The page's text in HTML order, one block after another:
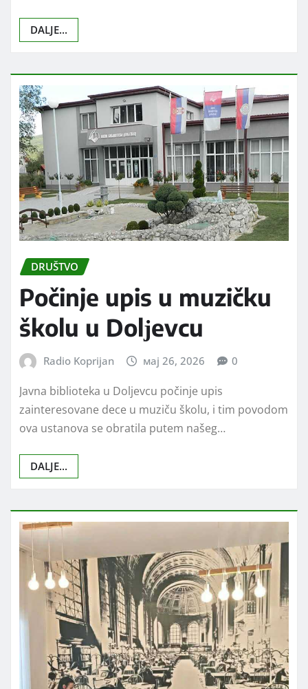
DALJE...
DRUŠTVO
Počinje upis u muzičku
školu u Dolјevcu
Radio Koprijan мај 26, 2026 0
Javna biblioteka u Dolјevcu počinje upis
zainteresovane dece u muziču školu, i tim povodom
ova ustanova se obratila putem našeg…
DALJE...